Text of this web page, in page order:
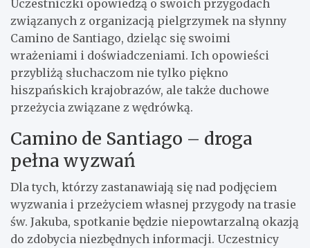
Uczestniczki opowiedzą o swoich przygodach
związanych z organizacją pielgrzymek na słynny
Camino de Santiago, dzieląc się swoimi
wrażeniami i doświadczeniami. Ich opowieści
przybliżą słuchaczom nie tylko piękno
hiszpańskich krajobrazów, ale także duchowe
przeżycia związane z wędrówką.
Camino de Santiago – droga
pełna wyzwań
Dla tych, którzy zastanawiają się nad podjęciem
wyzwania i przeżyciem własnej przygody na trasie
św. Jakuba, spotkanie będzie niepowtarzalną okazją
do zdobycia niezbędnych informacji. Uczestnicy